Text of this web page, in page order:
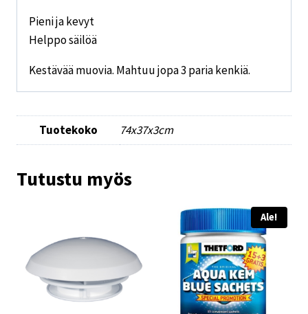
Pieni ja kevyt
Helppo säilöä
Kestävää muovia. Mahtuu jopa 3 paria kenkiä.
Tuotekoko 74x37x3cm
Tutustu myös
Ale!